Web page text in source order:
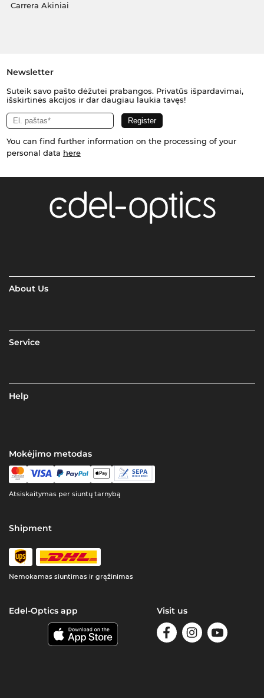
Carrera Akiniai
Newsletter
Suteik savo pašto dėžutei prabangos. Privatūs išpardavimai,
išskirtinės akcijos ir dar daugiau laukia tavęs!
You can find further information on the processing of your
personal data here
About Us
Service
Help
Mokėjimo metodas
Atsiskaitymas per siuntų tarnybą
Shipment
Nemokamas siuntimas ir grąžinimas
Edel-Optics app Visit us